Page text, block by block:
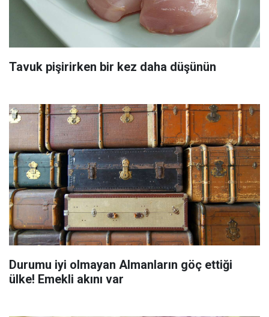
Tavuk pişirirken bir kez daha düşünün
Durumu iyi olmayan Almanların göç ettiği
ülke! Emekli akını var